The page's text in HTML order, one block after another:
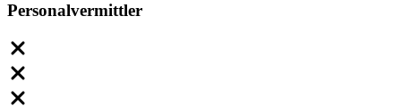
Personalvermittler